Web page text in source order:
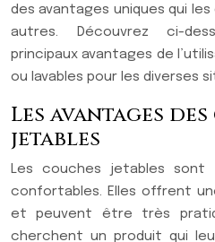
des avantages uniques qui
autres. Découvrez ci-
principaux avantages de
ou lavables pour les diverses
Les avantages
jetables
Les couches jetables
confortables. Elles offrent
et peuvent être très
cherchent un produit qui